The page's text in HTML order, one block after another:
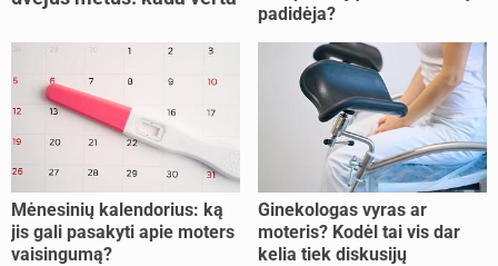
nujunkyti?
padidėja?
Mėnesinių kalendorius: ką
jis gali pasakyti apie moters
vaisingumą?
Ginekologas vyras ar
moteris? Kodėl tai vis dar
kelia tiek diskusijų